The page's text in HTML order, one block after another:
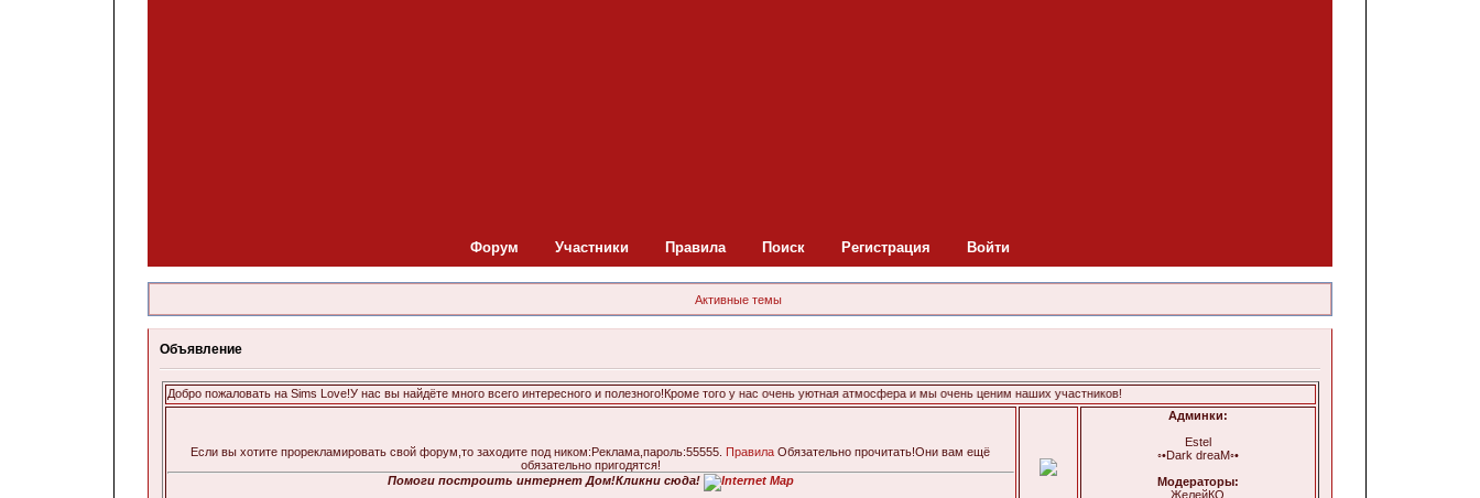
Форум Участники Правила Поиск Регистрация Войти
Активные темы
Объявление
Добро пожаловать на Sims Love!У нас вы найдёте много всего интересного и полезного!Кроме того у нас очень уютная атмосфера и мы очень ценим наших участников!
Если вы хотите прорекламировать свой форум,то заходите под ником:Реклама,пароль:55555. Правила Обязательно прочитать!Они вам ещё
обязательно пригодятся!
Помоги построить интернет Дом!Кликни сюда!
Админки:
Estel
◦•Dark dreaM◦•
Модераторы:
ЖелейКО